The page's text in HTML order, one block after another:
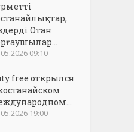
Отан
09:10
free открылся
19:00